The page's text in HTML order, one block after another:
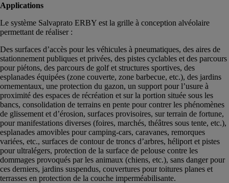
Applications
Le système Salvaprato ERBY est la grille à conception alvéolaire
permettant de réaliser :
Des surfaces d’accès pour les véhicules à pneumatiques, des aires de
stationnement publiques et privées, des pistes cyclables et des parcours
pour piétons, des parcours de golf et structures sportives, des
esplanades équipées (zone couverte, zone barbecue, etc.), des jardins
ornementaux, une protection du gazon, un support pour l’usure à
proximité des espaces de récréation et sur la portion située sous les
bancs, consolidation de terrains en pente pour contrer les phénomènes
de glissement et d’érosion, surfaces provisoires, sur terrain de fortune,
pour manifestations diverses (foires, marchés, théâtres sous tente, etc.),
esplanades amovibles pour camping-cars, caravanes, remorques
variées, etc., surfaces de contour de troncs d’arbres, héliport et pistes
pour ultralégers, protection de la surface de pelouse contre les
dommages provoqués par les animaux (chiens, etc.), sans danger pour
ces derniers, jardins suspendus, couvertures pour toitures planes et
terrasses en protection de la couche imperméabilisante.